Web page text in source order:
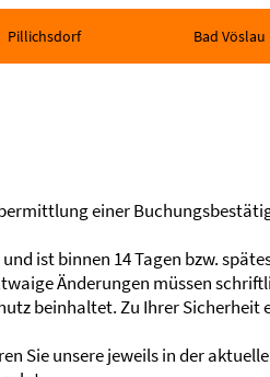
Pillichsdorf Bad Vöslau
einer
ist binnen 14 Tagen bzw.
Änderungen müssen
beinhaltet. Zu Ihrer Sicherheit
Sie unsere jeweils in der